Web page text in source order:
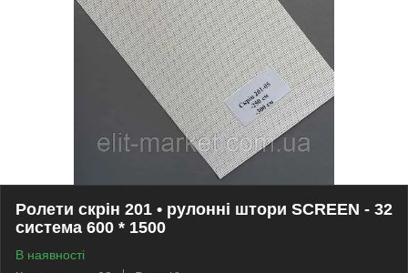
Ролети скрін 201 • рулонні штори SCREEN - 32
система 600 * 1500
В наявності